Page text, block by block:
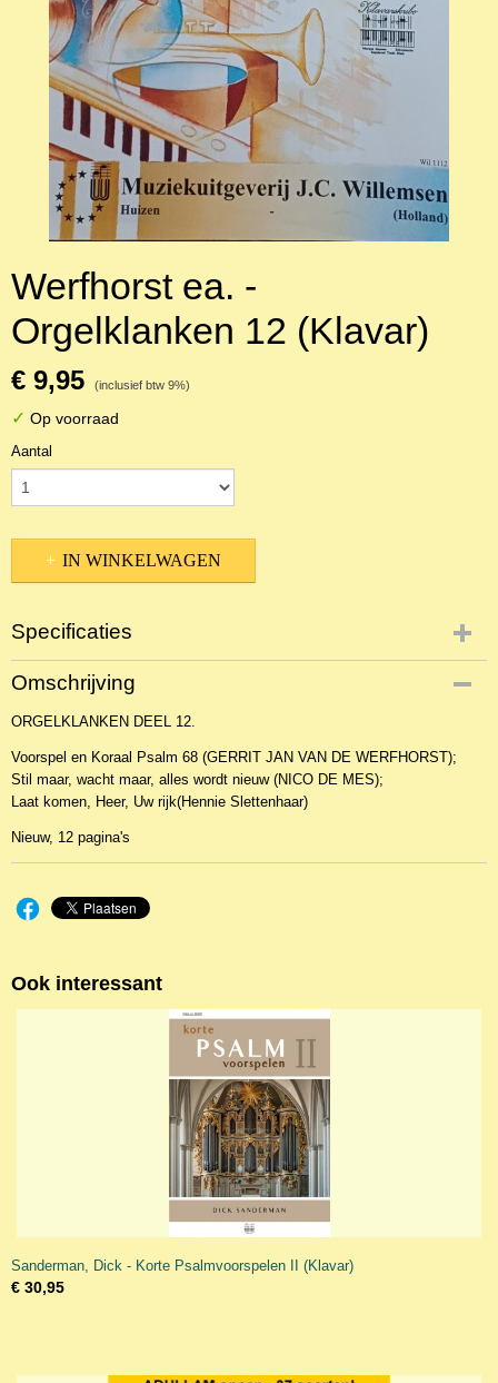
Werfhorst ea. -
Orgelklanken 12 (Klavar)
€ 9,95 (inclusief btw 9%)
✓ Op voorraad
Aantal
IN WINKELWAGEN
Specificaties
Productcode
NBLKOr-9102
EAN code
Omschrijving
ORGELKLANKEN DEEL 12.
Voorspel en Koraal Psalm 68 (GERRIT JAN VAN DE WERFHORST);
Stil maar, wacht maar, alles wordt nieuw (NICO DE MES);
Laat komen, Heer, Uw rijk(Hennie Slettenhaar)
Nieuw, 12 pagina's
Ook interessant
Sanderman, Dick - Korte Psalmvoorspelen II (Klavar)
€ 30,95